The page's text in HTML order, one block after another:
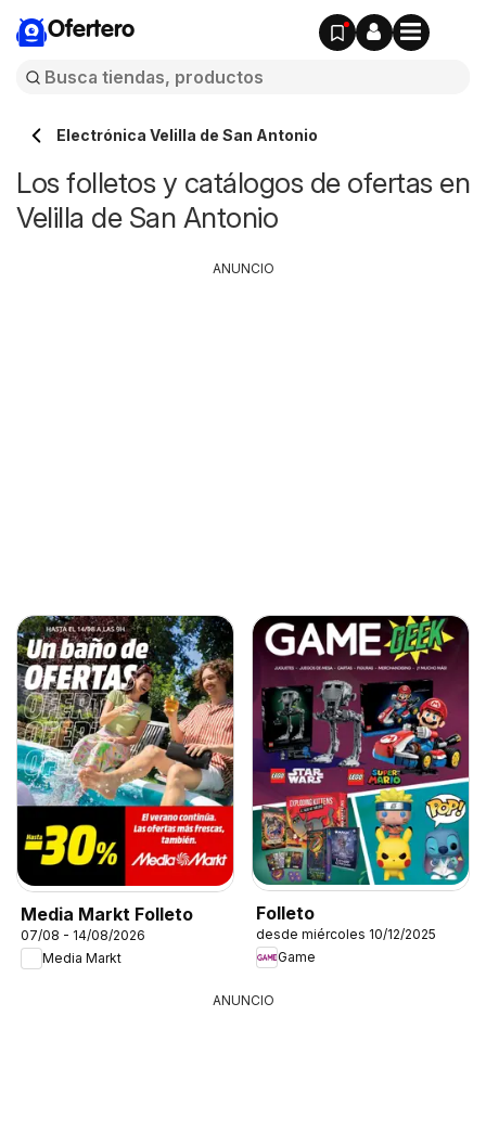
Ofertero
Electrónica Velilla de San Antonio
Los folletos y catálogos de ofertas en
Velilla de San Antonio
Media Markt Folleto
07/08 - 14/08/2026
Media Markt
Folleto
desde miércoles 10/12/2025
Game
ANUNCIO
ANUNCIO